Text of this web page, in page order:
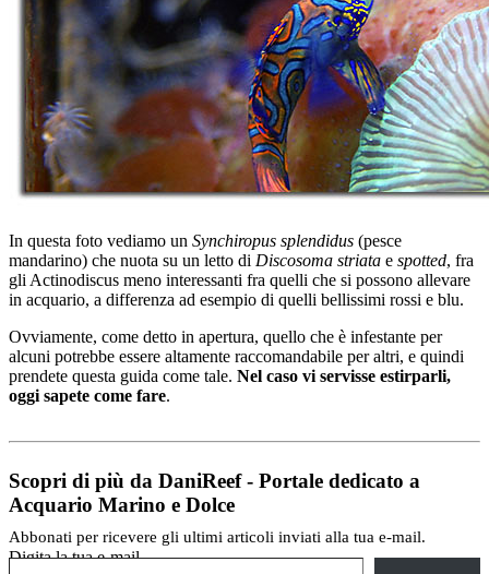
In questa foto vediamo un Synchiropus splendidus (pesce
mandarino) che nuota su un letto di Discosoma striata e spotted, fra
gli Actinodiscus meno interessanti fra quelli che si possono allevare
in acquario, a differenza ad esempio di quelli bellissimi rossi e blu.
Ovviamente, come detto in apertura, quello che è infestante per
alcuni potrebbe essere altamente raccomandabile per altri, e quindi
prendete questa guida come tale. Nel caso vi servisse estirparli,
oggi sapete come fare.
Scopri di più da DaniReef - Portale dedicato a
Acquario Marino e Dolce
Abbonati per ricevere gli ultimi articoli inviati alla tua e-mail.
Digita la tua e-mail...